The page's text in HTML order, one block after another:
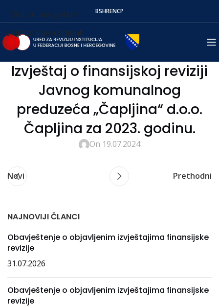
Skip to navigation
Skip to main content
BSHRENСР
Izvještaj o finansijskoj reviziji
Javnog komunalnog
preduzeća „Čapljina“ d.o.o.
Čapljina za 2023. godinu.
On 19.07.2024
Novi Prethodni
NAJNOVIJI ČLANCI
Obavještenje o objavljenim izvještajima finansijske
revizije
31.07.2026
Obavještenje o objavljenim izvještajima finansijske
revizije